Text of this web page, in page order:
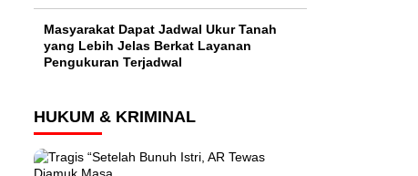
Masyarakat Dapat Jadwal Ukur Tanah
yang Lebih Jelas Berkat Layanan
Pengukuran Terjadwal
HUKUM & KRIMINAL